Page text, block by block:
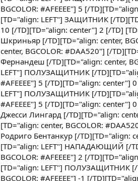
BGCOLOR: #AFEEEE"] 5 [/
[TD="align: LEFT"] ЗАЩИТНИК [/
10 [/TD][TD="align: center"] 2 [/TD]
Шкриньяр [/TD][TD="align: center,
center, BGCOLOR: #DAA520"] [/
Фернандеш [/TD][TD="align: center,
LEFT"] ПОЛУЗАЩИТНИК [/
#AFEEEE"] 5 [/TD][TD="align: center"]
LEFT"] ПОЛУЗАЩИТНИК [/
#AFEEEE"] 5 [/TD][TD="align:
Джесси Лингард [/TD][TD="align:
[TD="align: center, BGCOLOR:
Родриго Бентанкур [/TD][TD="align:
[TD="align: LEFT"] НАПАДАЮЩИЙ [/
BGCOLOR: #AFEEEE"] 2 [/
[TD="align: LEFT"] ПОЛУЗАЩИТНИК [/
BGCOLOR: #AFEEEE"] -1 [/